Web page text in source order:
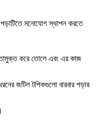
মনোযোগ স্থাপন করতে
করে তোলে এবং এর কাজ
জটিল টপিকগুলো বারবার পড়ার